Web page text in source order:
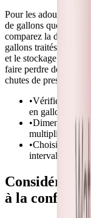
Pour les
de gallons quotidiens
comparez la durée de
gallons traités. Pour
et le stockage (ou le
faire perdre de
chutes de pression et
•Vérifiez le
en gallons.
•Dimensionnez
multipliés par
•Choisissez
intervalles de
à la